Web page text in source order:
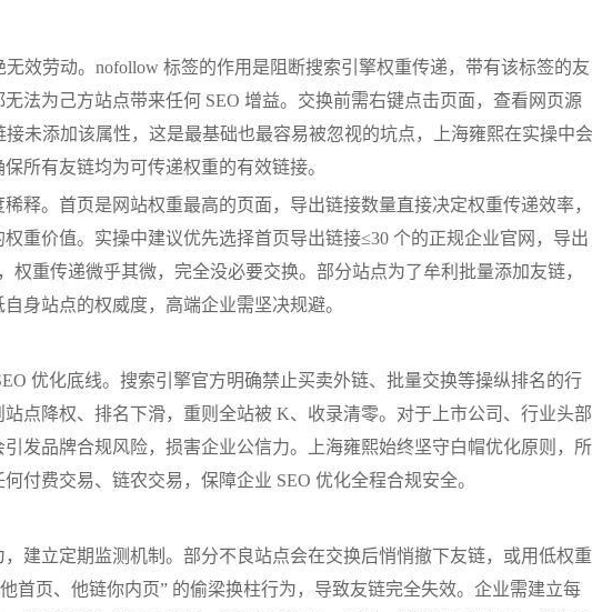
效劳动。nofollow 标签的作用是阻断搜索引擎权重传递，带有该标签的友
法为己方站点带来任何 SEO 增益。交换前需右键点击页面，查看网页源
未添加该属性，这是最基础也最容易被忽视的坑点，上海雍熙在实操中会
所有友链均为可传递权重的有效链接。
释。首页是网站权重最高的页面，导出链接数量直接决定权重传递效率，
重价值。实操中建议优先选择首页导出链接≤30 个的正规企业官网，导出
权重传递微乎其微，完全没必要交换。部分站点为了牟利批量添加友链，
身站点的权威度，高端企业需坚决规避。
优化底线。搜索引擎官方明确禁止买卖外链、批量交换等操纵排名的行
点降权、排名下滑，重则全站被 K、收录清零。对于上市公司、行业头部
发品牌合规风险，损害企业公信力。上海雍熙始终坚守白帽优化原则，所
付费交易、链农交易，保障企业 SEO 优化全程合规安全。
建立定期监测机制。部分不良站点会在交换后悄悄撤下友链，或用低权重
首页、他链你内页” 的偷梁换柱行为，导致友链完全失效。企业需建立每